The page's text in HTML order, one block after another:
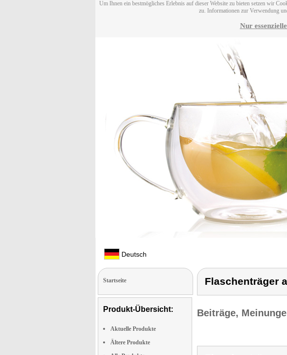
Um Ihnen ein bestmögliches Erlebnis auf dieser Website zu bieten setzen wir
zu. Informationen zur Verwendung
Nur
Deutsch
Startseite
Produkt-Übersicht:
Aktuelle Produkte
Ältere Produkte
Flaschenträger
Beiträge,